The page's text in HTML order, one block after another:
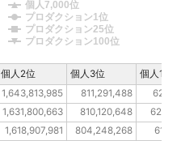
個人7,000位
プロダクション1位
プロダクション25位
プロダクション100位
1,643,813,985 811,291,488
1,631,800,663 810,120,648
1,618,907,981 804,248,268
個人2位 個人3位
個人10位